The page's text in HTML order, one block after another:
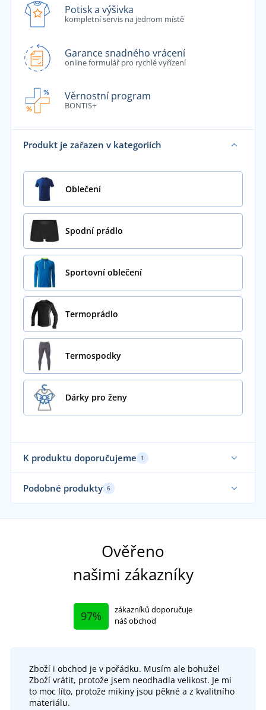
Potisk a výšivka
kompletní servis na jednom místě
Garance snadného vrácení
online formulář pro rychlé vyřízení
Věrnostní program
BONTIS+
Produkt je zařazen v kategoriích
Oblečení
Spodní prádlo
Sportovní oblečení
Termoprádlo
Termospodky
Dárky pro ženy
K produktu doporučujeme 1
Dámské funkční tričko REWARD
SKLADEM
Podobné produkty 6
Sami oblékáme
Ověřeno
našimi zákazníky
97%
zákazníků doporučuje
náš obchod
Zboží i obchod je v pořádku. Musím ale bohužel
Zboží vrátit, protože jsem neodhadla velikost. Je mi
to moc líto, protože mikiny jsou pěkné a z kvalitního
materiálu.